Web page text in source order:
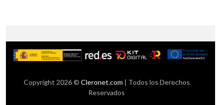
Copyright 2026 © Cleronet.com | Todos los Derechos
Reservados